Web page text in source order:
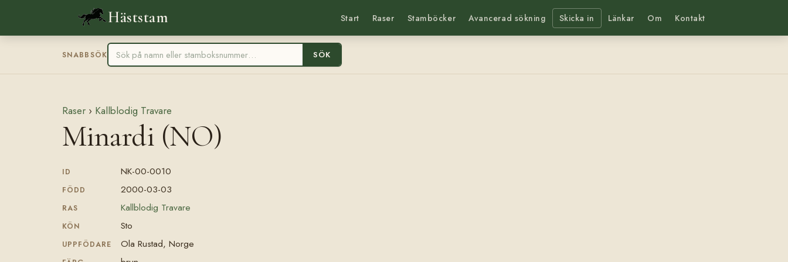
Häststam Start Raser Stamböcker Avancerad sökning Skicka in Länkar Om Kontakt
SNABBSÖK SÖK
Raser › Kallblodig Travare
Minardi (NO)
ID NK-00-0010
FÖDD 2000-03-03
RAS Kallblodig Travare
KÖN Sto
UPPFÖDARE Ola Rustad, Norge